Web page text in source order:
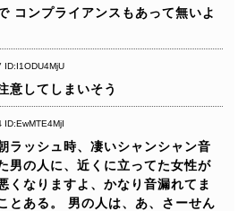
コンプライアンスもあって無いよ
ID:I1ODU4MjU
意してしまいそう
ID:EwMTE4MjI
ラッシュ時、凄いシャンシャン音
男の人に、近くに立ってた女性が
くなりますよ、かなり音漏れてま
とある。
男の人は、あ、さーせん